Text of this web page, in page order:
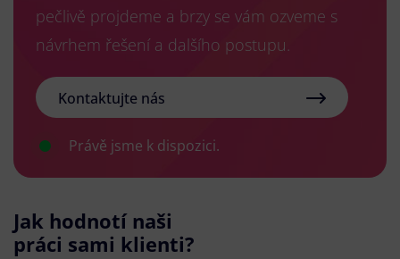
pečlivě projdeme a brzy se vám ozveme s
návrhem řešení a dalšího postupu.
Kontaktujte nás
Právě jsme k dispozici.
Jak hodnotí naši
práci sami klienti?